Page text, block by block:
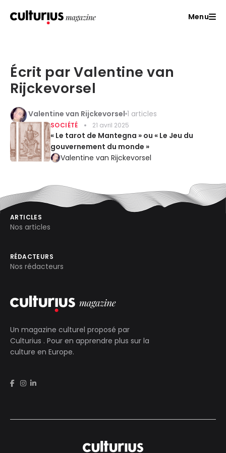
Menu
Écrit par Valentine van
Rijckevorsel
Valentine van Rijckevorsel 1 articles
SOCIÉTÉ 21 avril 2025
« Le tarot de Mantegna » ou « Le Jeu du
gouvernement du monde »
Valentine van Rijckevorsel
Un magazine culturel proposé par
Culturius . Pour en apprendre plus sur la
culture en Europe.
ARTICLES
Nos articles
RÉDACTEURS
Nos rédacteurs